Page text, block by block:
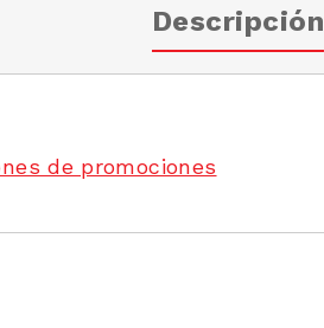
Descripción
de promociones